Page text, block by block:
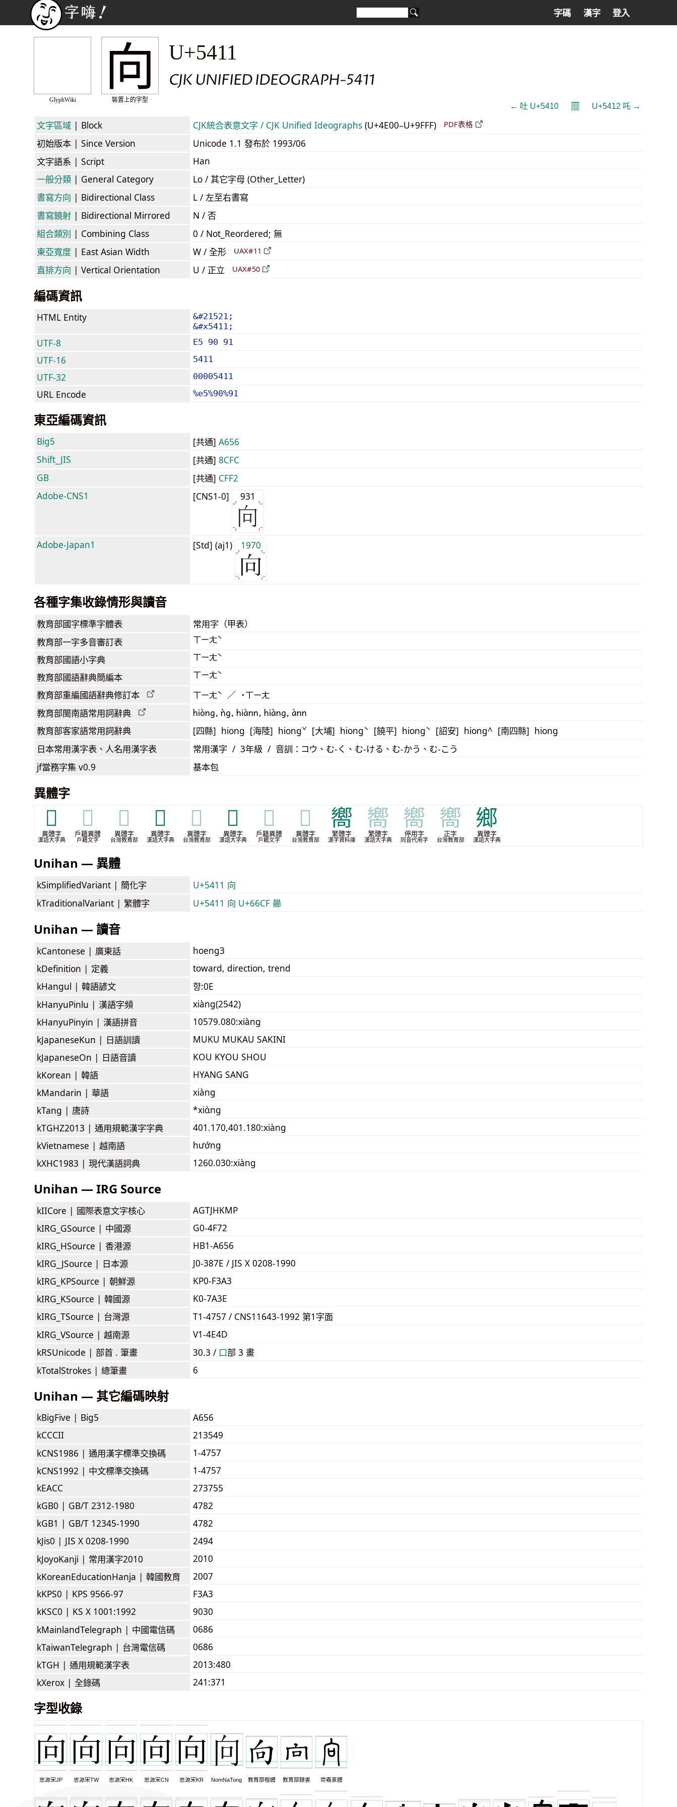
字碼 漢字 登入
GlyphWiki
向
裝置上的字型
U+5411
CJK UNIFIED IDEOGRAPH-5411
← 吐 U+5410 𝄜 U+5412 吒 →
文字區域 | Block CJK統合表意文字 / CJK Unified Ideographs (U+4E00–U+9FFF) PDF表格
初始版本 | Since Version
Unicode 1.1 發布於 1993/06
文字語系 | Script
Han
一般分類 | General Category
Lo / 其它字母 (Other_Letter)
書寫方向 | Bidirectional Class
L / 左至右書寫
書寫鏡射 | Bidirectional Mirrored
N / 否
組合類別 | Combining Class
0 / Not_Reordered; 無
東亞寬度 | East Asian Width W / 全形 UAX#11
直排方向 | Vertical Orientation U / 正立 UAX#50
編碼資訊
HTML Entity
&#21521;
&#x5411;
UTF-8 E5 90 91
UTF-16 5411
UTF-32 00005411
URL Encode %e5%90%91
東亞編碼資訊
Big5 [共通] A656
Shift_JIS
[共通] 8CFC
GB
[共通] CFF2
Adobe-CNS1
[CNS1-0] 931
Adobe-Japan1 [Std] (aj1) 1970
各種字集收錄情形與讀音
教育部國字標準字體表 常用字（甲表）
教育部一字多音審訂表 ㄒㄧㄤˋ
教育部國語小字典 ㄒㄧㄤˋ
教育部國語辭典簡編本 ㄒㄧㄤˋ
教育部重編國語辭典修訂本 ㄒㄧㄤˋ ／ ˙ㄒㄧㄤ
教育部閩南語常用詞辭典 hiòng, ǹg, hiànn, hiàng, ànn
教育部客家語常用詞辭典 [四縣] hiong [海陸] hiongˇ [大埔] hiongˋ [饒平] hiongˋ [詔安] hiong^ [南四縣] hiong
日本常用漢字表 、人名用漢字表 常用漢字 / 3年級 / 音訓：コウ、む-く、む-ける、む-かう、む-こう
jf當務字集 v0.9 基本包
異體字
𤖽
異體字
漢語大字典
𤖽
戶籍異體
戶籍文字
𤖽
異體字
台灣教育部
𤖾
異體字
漢語大字典
𤖾
異體字
台灣教育部
𥥩
異體字
漢語大字典
𥥩
戶籍異體
戶籍文字
𥥩
異體字
台灣教育部
嚮
繁體字
漢字資料庫
嚮
繁體字
漢語大字典
嚮
停用字
同音代用字
嚮
正字
台灣教育部
鄉
異體字
漢語大字典
Unihan — 異體
kSimplifiedVariant | 簡化字
U+5411 向
kTraditionalVariant | 繁體字 U+5411 向 U+66CF 曏
Unihan — 讀音
kCantonese | 廣東話
hoeng3
kDefinition | 定義
toward, direction, trend
kHangul | 韓語諺文
향:0E
kHanyuPinlu | 漢語字頻
xiàng(2542)
kHanyuPinyin | 漢語拼音
10579.080:xiàng
kJapaneseKun | 日語訓讀
MUKU MUKAU SAKINI
kJapaneseOn | 日語音讀
KOU KYOU SHOU
kKorean | 韓語
HYANG SANG
kMandarin | 華語
xiàng
kTang | 唐詩
*xiɑ̀ng
kTGHZ2013 | 通用規範漢字字典
401.170,401.180:xiàng
kVietnamese | 越南語
hướng
kXHC1983 | 現代漢語詞典 1260.030:xiàng
Unihan — IRG Source
kIICore | 國際表意文字核心
AGTJHKMP
kIRG_GSource | 中國源
G0-4F72
kIRG_HSource | 香港源
HB1-A656
kIRG_JSource | 日本源
J0-387E / JIS X 0208-1990
kIRG_KPSource | 朝鮮源
KP0-F3A3
kIRG_KSource | 韓國源
K0-7A3E
kIRG_TSource | 台灣源
T1-4757 / CNS11643-1992 第1字面
kIRG_VSource | 越南源
V1-4E4D
kRSUnicode | 部首 . 筆畫 30.3 / ⼝部 3 畫
kTotalStrokes | 總筆畫 6
Unihan — 其它編碼映射
kBigFive | Big5
A656
kCCCII
213549
kCNS1986 | 通用漢字標準交換碼
1-4757
kCNS1992 | 中文標準交換碼
1-4757
kEACC
273755
kGB0 | GB/T 2312-1980
4782
kGB1 | GB/T 12345-1990
4782
kJis0 | JIS X 0208-1990
2494
kJoyoKanji | 常用漢字2010
2010
kKoreanEducationHanja | 韓國教育
2007
kKPS0 | KPS 9566-97
F3A3
kKSC0 | KS X 1001:1992
9030
kMainlandTelegraph | 中國電信碼
0686
kTaiwanTelegraph | 台灣電信碼
0686
kTGH | 通用規範漢字表
2013:480
kXerox | 全錄碼 241:371
字型收錄
思源宋JP 思源宋TW 思源宋HK 思源宋CN 思源宋KR NomNaTong 教育部楷體 教育部隸書 崇羲篆體